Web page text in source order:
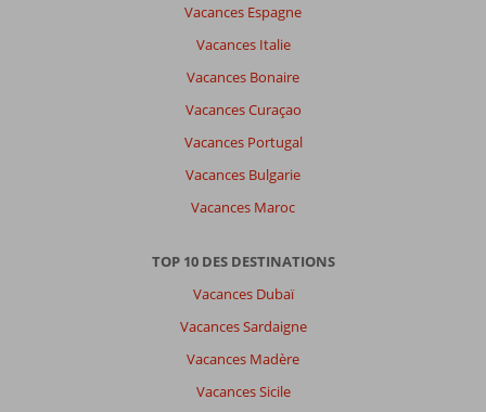
Vacances Espagne
Vacances Italie
Vacances Bonaire
Vacances Curaçao
Vacances Portugal
Vacances Bulgarie
Vacances Maroc
TOP 10 DES DESTINATIONS
Vacances Dubaï
Vacances Sardaigne
Vacances Madère
Vacances Sicile